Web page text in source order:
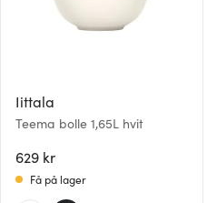
Iittala
Teema bolle 1,65L hvit
629 kr
Få på lager